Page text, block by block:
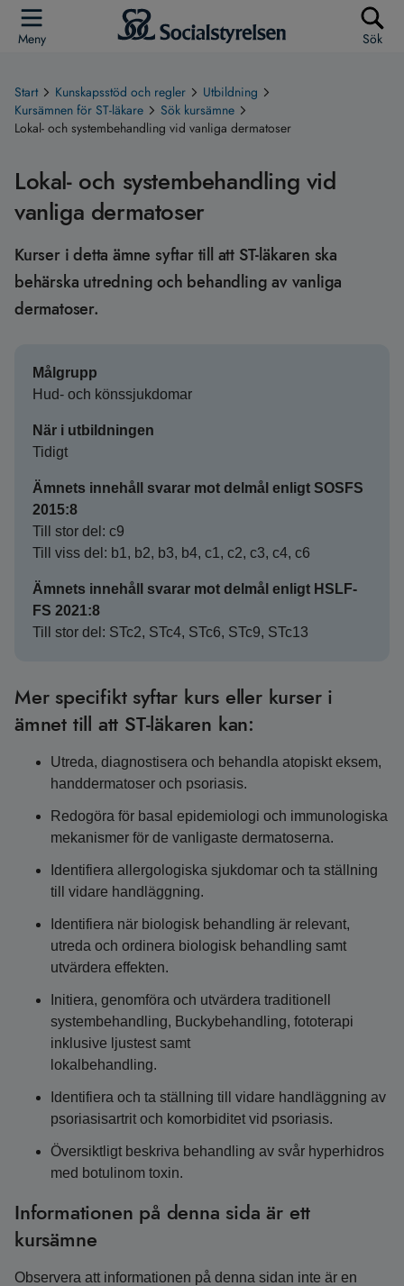
Meny Sök
Start Kunskapsstöd och regler
Utbildning
Kursämnen för ST-läkare
Sök kursämne
Lokal- och systembehandling vid vanliga dermatoser
Lokal- och systembehandling vid
vanliga dermatoser
Kurser i detta ämne syftar till att ST-läkaren ska
behärska utredning och behandling av vanliga
dermatoser.
Målgrupp
Hud- och könssjukdomar
När i utbildningen
Tidigt
Ämnets innehåll svarar mot delmål enligt SOSFS
2015:8
Till stor del: c9
Till viss del: b1, b2, b3, b4, c1, c2, c3, c4, c6
Ämnets innehåll svarar mot delmål enligt HSLF-
FS 2021:8
Till stor del: STc2, STc4, STc6, STc9, STc13
Mer specifikt syftar kurs eller kurser i
ämnet till att ST-läkaren kan:
Utreda, diagnostisera och behandla atopiskt eksem,
handdermatoser och psoriasis.
Redogöra för basal epidemiologi och immunologiska
mekanismer för de vanligaste dermatoserna.
Identifiera allergologiska sjukdomar och ta ställning
till vidare handläggning.
Identifiera när biologisk behandling är relevant,
utreda och ordinera biologisk behandling samt
utvärdera effekten.
Initiera, genomföra och utvärdera traditionell
systembehandling, Buckybehandling, fototerapi
inklusive ljustest samt
lokalbehandling.
Identifiera och ta ställning till vidare handläggning av
psoriasisartrit och komorbiditet vid psoriasis.
Översiktligt beskriva behandling av svår hyperhidros
med botulinom toxin.
Informationen på denna sida är ett
kursämne
Observera att informationen på denna sidan inte är en